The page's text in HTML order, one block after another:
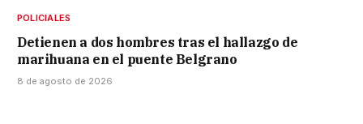
POLICIALES
Detienen a dos hombres tras el hallazgo de
marihuana en el puente Belgrano
8 de agosto de 2026